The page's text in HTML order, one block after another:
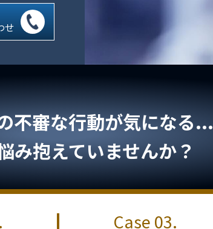
せ
不審な行動が気になる...
み抱えていませんか？